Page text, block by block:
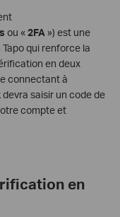
ou «2FA ») est une
qui renforce la
en deux
connectant à
saisir un code de
compte et
en